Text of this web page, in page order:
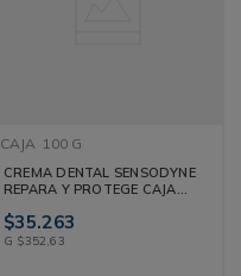
CAJA 100 G
CREMA DENTAL SENSODYNE
REPARA Y PROTEGE CAJA
$35.263
G $352,63